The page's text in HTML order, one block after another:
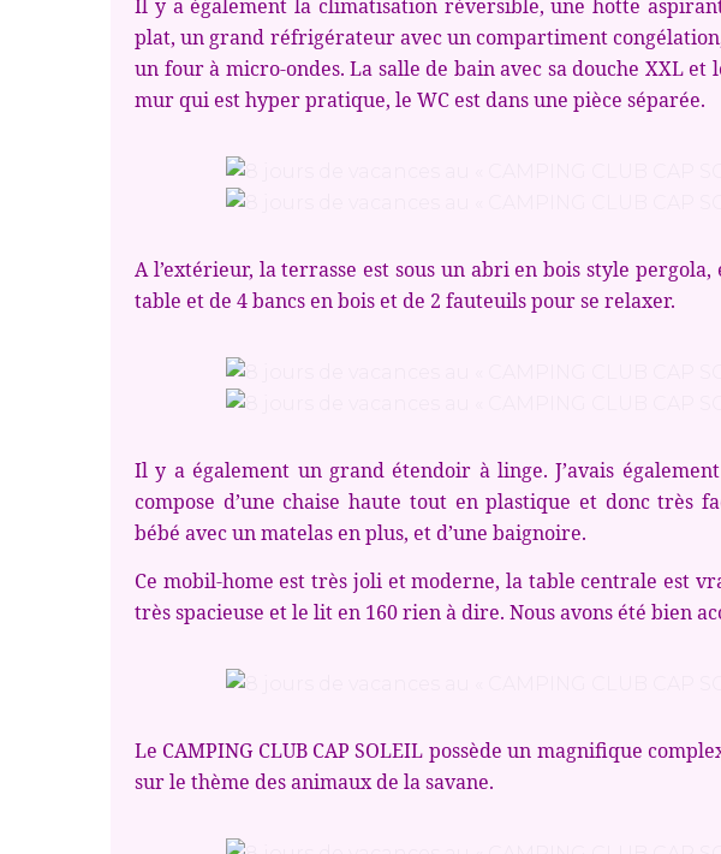
Il y a également la climatisation réversible, une hotte
plat, un grand réfrigérateur avec un compartiment
un four à micro-ondes. La salle de bain avec sa douche XXL et
mur qui est hyper pratique, le WC est dans une pièce séparée.
A l’extérieur, la terrasse est sous un abri en bois style pergola,
table et de 4 bancs en bois et de 2 fauteuils pour se relaxer.
Il y a également un grand étendoir à linge. J’avais
compose d’une chaise haute tout en plastique et donc très
bébé avec un matelas en plus, et d’une baignoire.
Ce mobil-home est très joli et moderne, la table centrale est
très spacieuse et le lit en 160 rien à dire. Nous avons été bien
Le CAMPING CLUB CAP SOLEIL possède un magnifique
sur le thème des animaux de la savane.